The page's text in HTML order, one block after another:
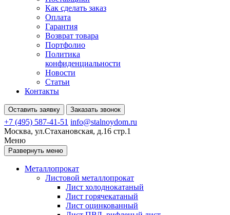
Как сделать заказ
Оплата
Гарантия
Возврат товара
Портфолио
Политика
конфиденциальности
Новости
Статьи
Контакты
Оставить заявку Заказать звонок
+7 (495) 587-41-51 info@stalnoydom.ru
Москва, ул.Стахановская, д.16 стр.1
Меню
Развернуть меню
Металлопрокат
Листовой металлопрокат
Лист холоднокатаный
Лист горячекатаный
Лист оцинкованный